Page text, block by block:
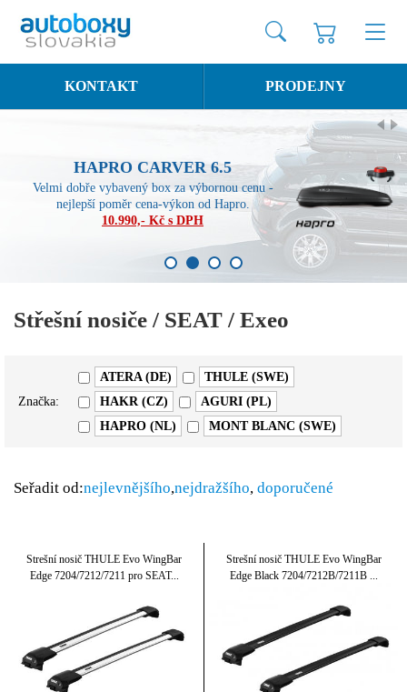
KONTAKT PRODEJNY
HAPRO CARVER 6.5
Velmi dobře vybavený box za výbornou cenu -
nejlepší poměr cena-výkon od Hapro.
10.990,- Kč s DPH
Střešní nosiče / SEAT / Exeo
Značka:
ATERA (DE)
THULE (SWE)
HAKR (CZ)
AGURI (PL)
HAPRO (NL)
MONT BLANC (SWE)
Seřadit od:nejlevnějšího,nejdražšího, doporučené
Strešní nosič THULE Evo WingBar
Edge 7204/7212/7211 pro SEAT...
Strešní nosič THULE Evo WingBar
Edge Black 7204/7212B/7211B ...